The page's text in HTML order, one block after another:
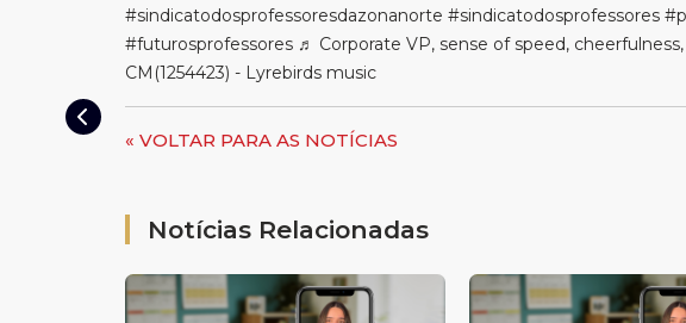
#sindicatodosprofessoresdazonanorte #sindicatodosprofessores
#futurosprofessores ♬ Corporate VP, sense of speed,
CM(1254423) - Lyrebirds music
« VOLTAR PARA AS NOTÍCIAS
Notícias Relacionadas